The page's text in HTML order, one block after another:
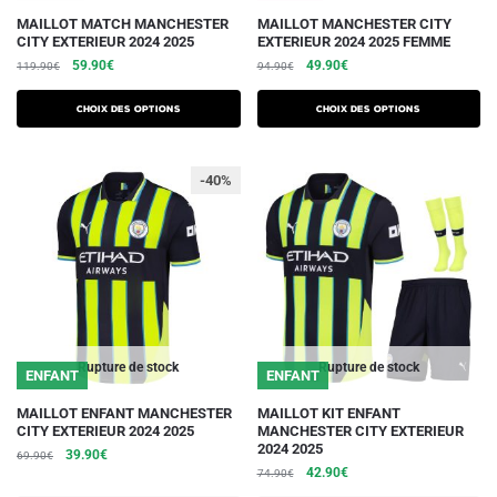
MAILLOT MATCH MANCHESTER
CITY EXTERIEUR 2024 2025
119.90€
Le
initial
était :
59.90€Le
actuel
est :
Choix des options
Ce
produit
a
plusieurs
variations.
peuvent
choisies
du
produit
MAILLOT MANCHESTER CITY
EXTERIEUR 2024 2025 FEMME
94.90€
Le
initial
était :
49.90€Le
actuel
est :
Choix des options
Ce
produit
a
plusieurs
variations.
options
peuvent
être
choisies
page
du
produit
Rupture de stock
-40%
ENFANT
MAILLOT ENFANT MANCHESTER
CITY EXTERIEUR 2024 2025
69.90€
Le
39.90€Le
Ce
produit
a
plusieurs
Rupture de stock
ENFANT
MAILLOT KIT ENFANT
MANCHESTER CITY EXTERIEUR
2024 2025
74.90€
Le
42.90€Le
Ce
produit
a
plusieurs